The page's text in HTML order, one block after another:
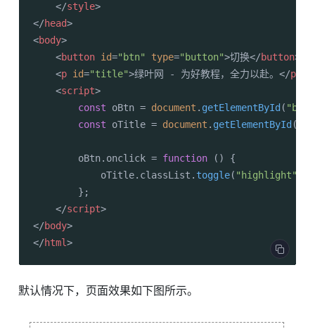
</style>
</head>
<body>
<button id="btn" type="button">切换</button>
<p id="title">绿叶网 - 为好教程，全力以赴。 </p
<script>
const oBtn = document . getElementById ( "btn"
const oTitle = document . getElementById (
        oBtn.
onclick = function ( ) {
            oTitle.
classList . toggle( "highlight"
        };
</script>
</body>
</html>
默认情况下，页面效果如下图所示。